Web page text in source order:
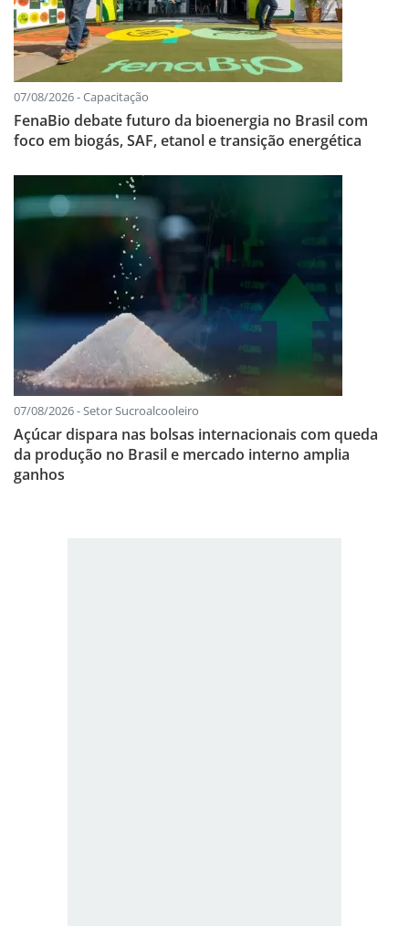
07/08/2026 - Capacitação
FenaBio debate futuro da bioenergia no Brasil com
foco em biogás, SAF, etanol e transição energética
07/08/2026 - Setor Sucroalcooleiro
Açúcar dispara nas bolsas internacionais com queda
da produção no Brasil e mercado interno amplia
ganhos